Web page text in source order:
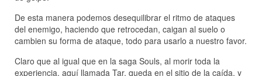
De esta manera podemos desequilibrar el ritmo de ataques
del enemigo, haciendo que retrocedan, caigan al suelo o
cambien su forma de ataque, todo para usarlo a nuestro favor.
Claro que al igual que en la saga Souls, al morir toda la
experiencia, aquí llamada Tar, queda en el sitio de la caída, y